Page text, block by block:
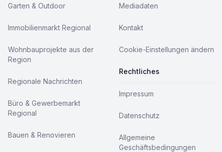
Garten & Outdoor
Immobilienmarkt Regional
Wohnbauprojekte aus der
Region
Regionale Nachrichten
Büro & Gewerbemarkt
Regional
Bauen & Renovieren
Mediadaten
Kontakt
Cookie-Einstellungen ändern
Rechtliches
Impressum
Datenschutz
Allgemeine
Geschäftsbedingungen